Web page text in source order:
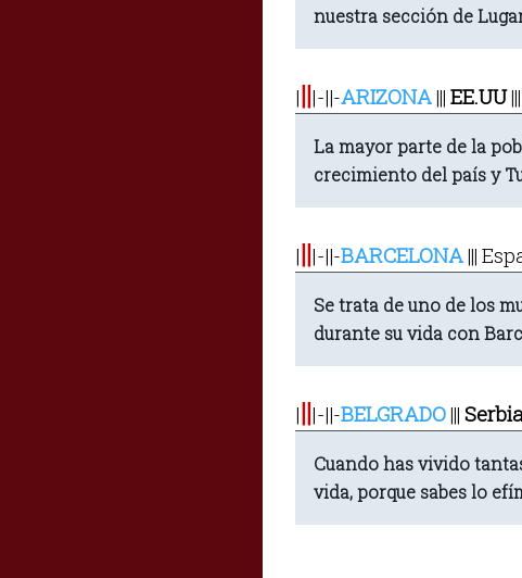
nuestra sección de
||||-||-ARIZONA||| EE.UU|||
La mayor parte de la
crecimiento del país y
||||-||-BARCELONA|||
Se trata de uno de los
durante su vida con
||||-||-BELGRADO|||
Cuando has vivido
vida, porque sabes lo